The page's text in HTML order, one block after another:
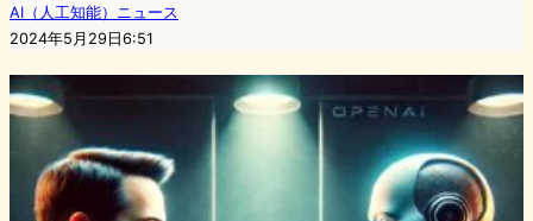
AI（人工知能）ニュース
2024年5月29日6:51